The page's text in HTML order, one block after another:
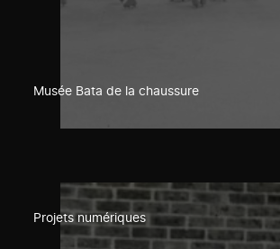
Musée Bata de la chaussure
Projets numériques